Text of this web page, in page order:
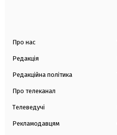
Про нас
Редакція
Редакційна політика
Про телеканал
Телеведучі
Рекламодавцям